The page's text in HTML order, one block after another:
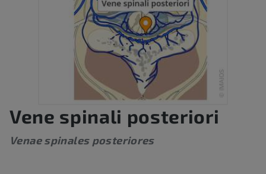
Vene spinali posteriori
Venae spinales posteriores